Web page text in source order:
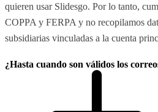
quieren usar Slidesgo. Por lo tanto,
COPPA y FERPA y no recopilamos
subsidiarias vinculadas a la cuenta
¿Hasta cuando son válidos los